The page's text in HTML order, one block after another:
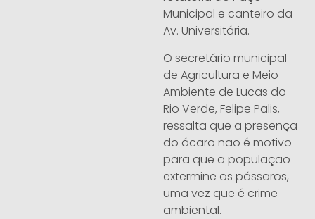
Municipal e canteiro da
Av. Universitária.
O secretário municipal
de Agricultura e Meio
Ambiente de Lucas do
Rio Verde, Felipe Palis,
ressalta que a presença
do ácaro não é motivo
para que a população
extermine os pássaros,
uma vez que é crime
ambiental.